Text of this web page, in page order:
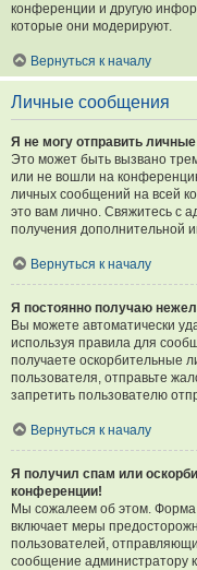
конференции и другую
которые они модерируют.
Вернуться к началу
Личные сообщения
Я не могу отправить
Это может быть вызвано
или не вошли на
личных сообщений на всей
это вам лично. Свяжитесь с
получения дополнительной
Вернуться к началу
Я постоянно получаю
Вы можете автоматически
используя правила для
получаете оскорбительные
пользователя, отправьте
запретить пользователю
Вернуться к началу
Я получил спам или
конференции!
Мы сожалеем об этом.
включает меры
пользователей,
сообщение администратору